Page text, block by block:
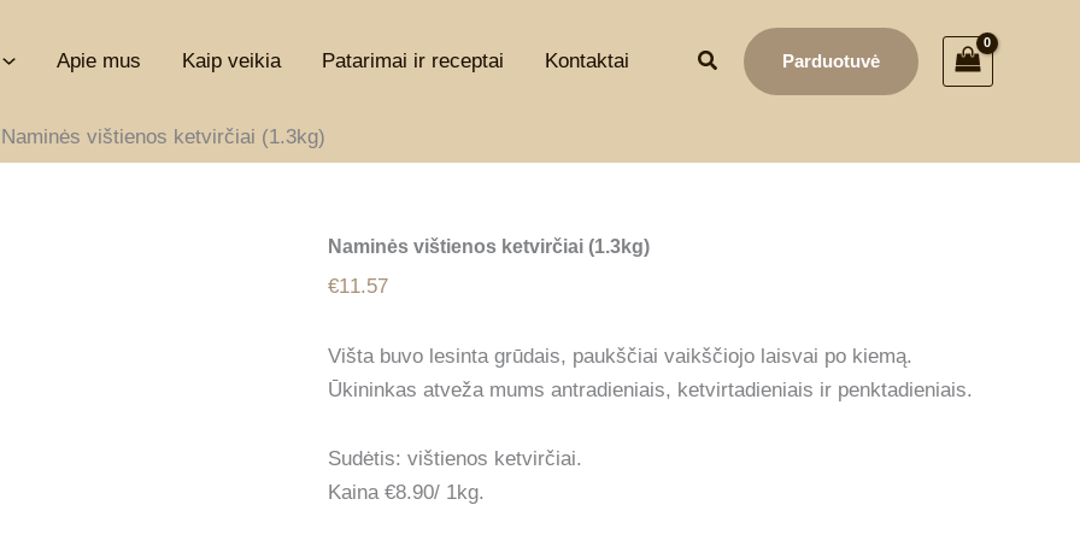
Apie mus Kaip veikia Patarimai ir receptai Kontaktai Parduotuvė
Naminės vištienos ketvirčiai (1.3kg)
Naminės vištienos ketvirčiai (1.3kg)
€11.57
Višta buvo lesinta grūdais, paukščiai vaikščiojo laisvai po kiemą.
Ūkininkas atveža mums antradieniais, ketvirtadieniais ir penktadieniais.
Sudėtis: vištienos ketvirčiai.
Kaina €8.90/ 1kg.